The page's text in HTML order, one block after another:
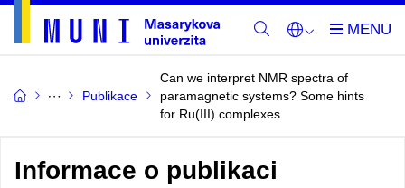
Publikace
Can we interpret NMR spectra of
paramagnetic systems? Some hints
for Ru(III) complexes
Informace o publikaci